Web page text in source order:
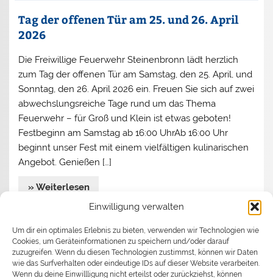
Einwilligung verwalten
Um dir ein optimales Erlebnis zu bieten, verwenden wir Technologien wie
Cookies, um Geräteinformationen zu speichern und/oder darauf
zuzugreifen. Wenn du diesen Technologien zustimmst, können wir Daten
wie das Surfverhalten oder eindeutige IDs auf dieser Website verarbeiten.
Wenn du deine Einwillligung nicht erteilst oder zurückziehst, können
Tag der offenen Tür am 25. und 26. April
2026
Die Freiwillige Feuerwehr Steinenbronn lädt herzlich
zum Tag der offenen Tür am Samstag, den 25. April, und
Sonntag, den 26. April 2026 ein. Freuen Sie sich auf zwei
abwechslungsreiche Tage rund um das Thema
Feuerwehr – für Groß und Klein ist etwas geboten!
Festbeginn am Samstag ab 16:00 UhrAb 16:00 Uhr
beginnt unser Fest mit einem vielfältigen kulinarischen
Angebot. Genießen […]
» Weiterlesen
Jahreshauptversammlung 2026
Begrüßen durfte Kommandant Stefan Turata
Bürgermeister Ronny Habakuk und seine Assistentin